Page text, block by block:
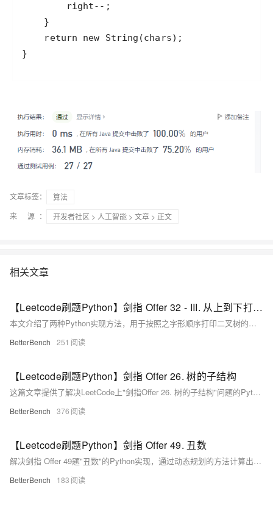
}
文章标签：
算法
来 源：
开发者社区 > 人工智能 > 文章 > 正文
相关文章
【Leetcode刷题Python】剑指 Offer 32 - III. 从上到下打印二叉树 III
本文介绍了两种Python实现方法，用于按照之字形顺序打印二叉树的层次遍历结果，实现了在奇数层正序、偶数层反序打印节点的功能。
BetterBench 251
【Leetcode刷题Python】剑指 Offer 26. 树的子结构
这篇文章提供了解决LeetCode上"剑指Offer 26. 树的子结构"问题的Python代码实现和解析，判断一棵树B是否是另一棵树A的子结构。
BetterBench 376
【Leetcode刷题Python】剑指 Offer 49. 丑数
解决剑指 Offer 49题"丑数"的Python实现，通过动态规划的方法计算出第n个丑数。
BetterBench 183